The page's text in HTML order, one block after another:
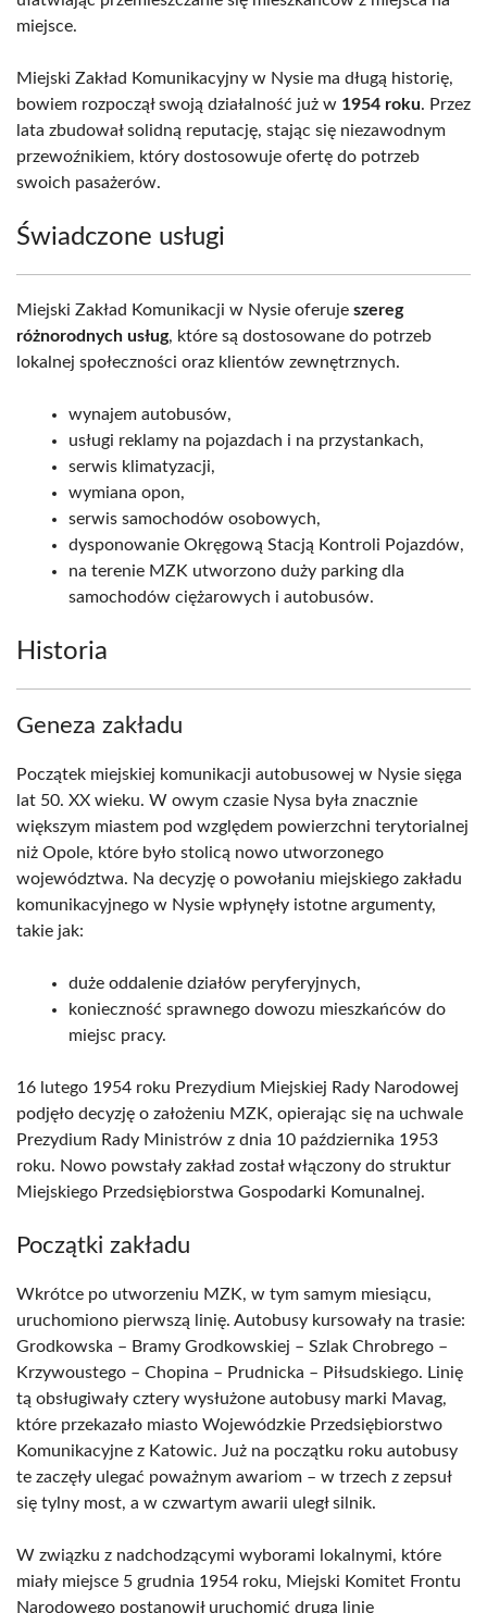
miejsce.
Miejski Zakład Komunikacyjny w Nysie ma długą historię,
bowiem rozpoczął swoją działalność już w 1954 roku. Przez
lata zbudował solidną reputację, stając się niezawodnym
przewoźnikiem, który dostosowuje ofertę do potrzeb
swoich pasażerów.
Świadczone usługi
Miejski Zakład Komunikacji w Nysie oferuje szereg
różnorodnych usług, które są dostosowane do potrzeb
lokalnej społeczności oraz klientów zewnętrznych.
wynajem autobusów,
usługi reklamy na pojazdach i na przystankach,
serwis klimatyzacji,
wymiana opon,
serwis samochodów osobowych,
dysponowanie Okręgową Stacją Kontroli Pojazdów,
na terenie MZK utworzono duży parking dla
samochodów ciężarowych i autobusów.
Historia
Geneza zakładu
Początek miejskiej komunikacji autobusowej w Nysie sięga
lat 50. XX wieku. W owym czasie Nysa była znacznie
większym miastem pod względem powierzchni terytorialnej
niż Opole, które było stolicą nowo utworzonego
województwa. Na decyzję o powołaniu miejskiego zakładu
komunikacyjnego w Nysie wpłynęły istotne argumenty,
takie jak:
duże oddalenie działów peryferyjnych,
konieczność sprawnego dowozu mieszkańców do
miejsc pracy.
16 lutego 1954 roku Prezydium Miejskiej Rady Narodowej
podjęło decyzję o założeniu MZK, opierając się na uchwale
Prezydium Rady Ministrów z dnia 10 października 1953
roku. Nowo powstały zakład został włączony do struktur
Miejskiego Przedsiębiorstwa Gospodarki Komunalnej.
Początki zakładu
Wkrótce po utworzeniu MZK, w tym samym miesiącu,
uruchomiono pierwszą linię. Autobusy kursowały na trasie:
Grodkowska – Bramy Grodkowskiej – Szlak Chrobrego –
Krzywoustego – Chopina – Prudnicka – Piłsudskiego. Linię
tą obsługiwały cztery wysłużone autobusy marki Mavag,
które przekazało miasto Wojewódzkie Przedsiębiorstwo
Komunikacyjne z Katowic. Już na początku roku autobusy
te zaczęły ulegać poważnym awariom – w trzech z zepsuł
się tylny most, a w czwartym awarii uległ silnik.
W związku z nadchodzącymi wyborami lokalnymi, które
miały miejsce 5 grudnia 1954 roku, Miejski Komitet Frontu
Narodowego postanowił uruchomić drugą linię